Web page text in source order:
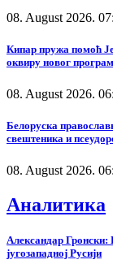
08. August 2026.
Кипар пружа помоћ
оквиру новог
08. August 2026.
Белоруска
свештеника и
08. August 2026.
Аналитика
Александар
југозападној Русији